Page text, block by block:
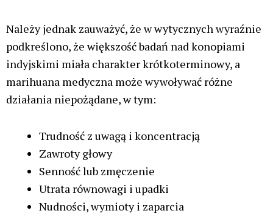
Należy jednak zauważyć, że w wytycznych wyraźnie
podkreślono, że większość badań nad konopiami
indyjskimi miała charakter krótkoterminowy, a
marihuana medyczna może wywoływać różne
działania niepożądane, w tym:
Trudność z uwagą i koncentracją
Zawroty głowy
Senność lub zmęczenie
Utrata równowagi i upadki
Nudności, wymioty i zaparcia